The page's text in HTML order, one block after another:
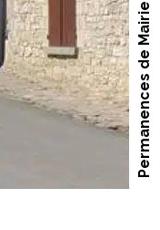
Permanences de Mairie